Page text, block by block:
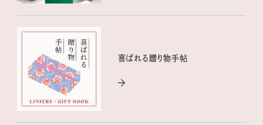
喜ばれる贈り物手帖